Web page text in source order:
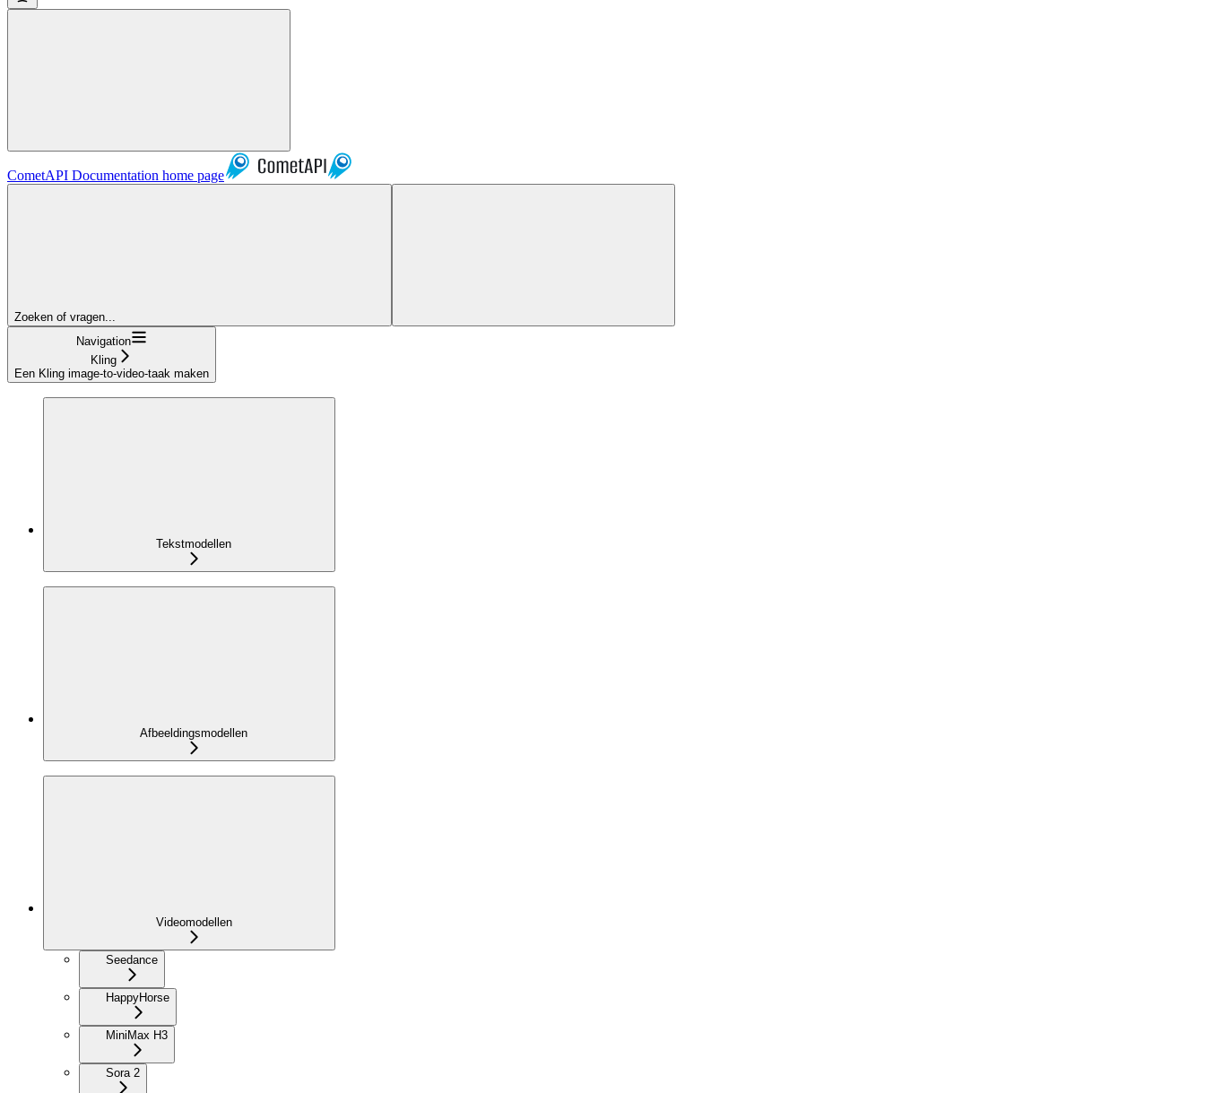
CometAPI Documentation home page
Zoeken of vragen...
Navigation
Kling
Een Kling image-to-video-taak maken
Tekstmodellen
Afbeeldingsmodellen
Videomodellen
Seedance
HappyHorse
MiniMax H3
Sora 2